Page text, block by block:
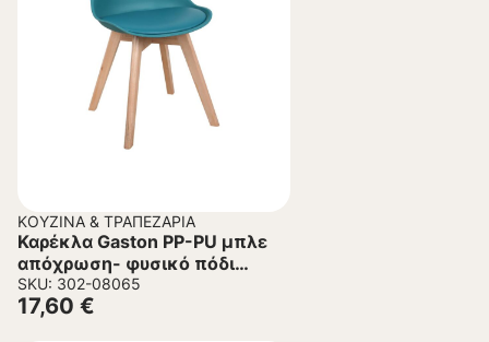
ΚΟΥΖΊΝΑ & ΤΡΑΠΕΖΑΡΊΑ
Καρέκλα Gaston PP-PU μπλε
απόχρωση- φυσικό πόδι
44x52x78εκ
SKU: 302-08065
17,60 €